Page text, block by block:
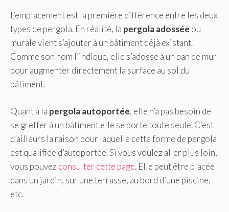
L’emplacement est la première différence entre les deux
types de pergola. En réalité, la pergola adossée ou
murale vient s’ajouter à un bâtiment déjà existant.
Comme son nom l’indique, elle s’adosse à un pan de mur
pour augmenter directement la surface au sol du
bâtiment.
Quant à la pergolaautoportée, elle n’a pas besoin de
se greffer à un bâtiment elle se porte toute seule. C’est
d’ailleurs la raison pour laquelle cette forme de pergola
est qualifiée d’autoportée. Si vous voulez aller plus loin,
vous pouvez consulter cette page. Elle peut être placée
dans un jardin, sur une terrasse, au bord d’une piscine,
etc.